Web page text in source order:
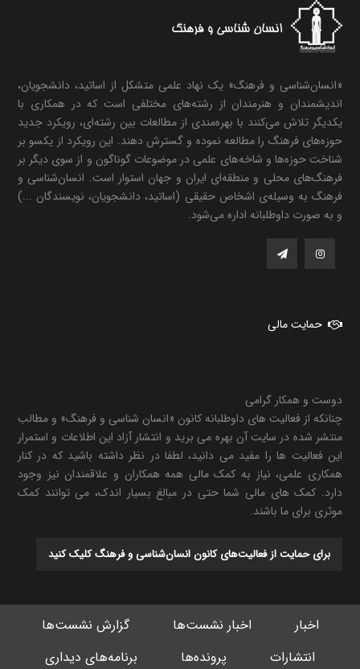
«انسان‌شناسی و فرهنگ» یک نهاد علمی متشکل از اساتید، دانشجویان،
اندیشمندان و هنرمندان از رشته‌های مختلفی است که در همکاری با
یکدیگر تلاش می‌کنند با بهره‌مندی از مطالعات بین رشته‌ای، رویکرد جدید
حوزه‌های فرهنگ را مطالعه نموده و گسترش دهند. این رویکرد از یکسو بر
شناخت حوزه‌ها و شاخه‌های علمی در موضوعات گوناگون و از سوی دیگر بر
فرهنگ‌های محلی و منطقه‌ای ایران و جهان استوار است. انسان‌شناسی و
فرهنگ به وسیله‌ی اشخاص حقیقی (اساتید، دانشجویان، نویسندگان ...)
و به صورت داوطلبانه اداره می‌شود.
حمایت مالی
دوست و همکار گرامی
چنانکه از فعالیت های داوطلبانه کانون «انسان شناسی و فرهنگ» و مطالب
منتشر شده در سایت آن بهره می برید و انتشار آزاد این اطلاعات و استمرار
این فعالیت ها را مفید می دانید، لطفا در نظر داشته باشید که در کنار
همکاری علمی، نیاز به کمک مالی همه همکاران و علاقمندان نیز وجود
دارد. کمک های مالی شما حتی در مبالغ بسیار اندک، می توانند کمک
موثری برای ما باشند.
برای حمایت از فعالیت‌های کانون انسان‌شناسی و فرهنگ کلیک کنید
اخبار اخبار نشست‌ها
گزارش نشست‌ها
انتشارات
پرونده‌ها برنامه‌های دیداری